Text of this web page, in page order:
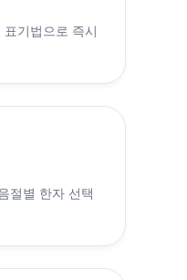
기법으로 즉시
절별 한자 선택